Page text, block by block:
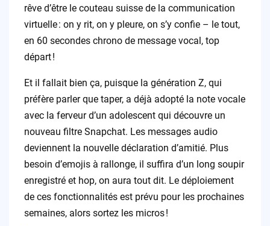
rêve d’être le couteau suisse de la communication
virtuelle : on y rit, on y pleure, on s’y confie – le tout,
en 60 secondes chrono de message vocal, top
départ !
Et il fallait bien ça, puisque la génération Z, qui
préfère parler que taper, a déjà adopté la note vocale
avec la ferveur d’un adolescent qui découvre un
nouveau filtre Snapchat. Les messages audio
deviennent la nouvelle déclaration d’amitié. Plus
besoin d’emojis à rallonge, il suffira d’un long soupir
enregistré et hop, on aura tout dit. Le déploiement
de ces fonctionnalités est prévu pour les prochaines
semaines, alors sortez les micros !